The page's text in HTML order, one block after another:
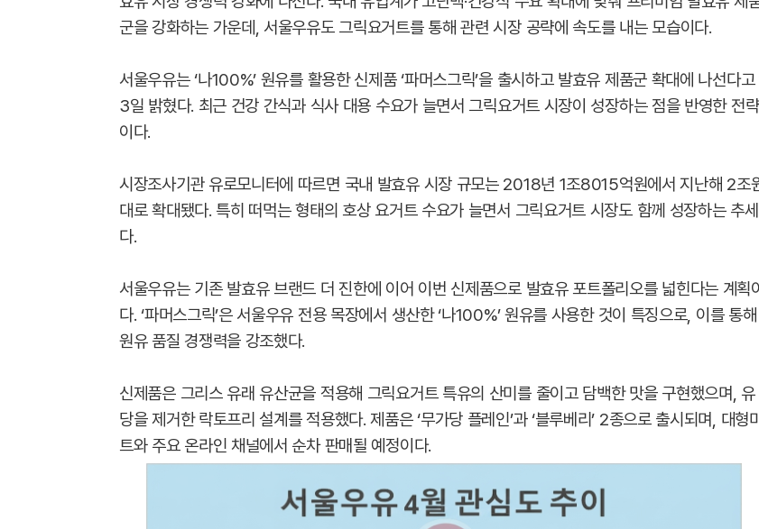
군을 강화하는 가운데, 서울우유도 그릭요거트를 통해 관련 시장 공략에 속도를 내는 모습이다.
서울우유는 ‘나100%’ 원유를 활용한 신제품 ‘파머스그릭’을 출시하고 발효유 제품군 확대에 나선다고
3일 밝혔다. 최근 건강 간식과 식사 대용 수요가 늘면서 그릭요거트 시장이 성장하는 점을 반영한 전략
이다.
시장조사기관 유로모니터에 따르면 국내 발효유 시장 규모는 2018년 1조8015억원에서 지난해 2조
대로 확대됐다. 특히 떠먹는 형태의 호상 요거트 수요가 늘면서 그릭요거트 시장도 함께 성장하는 추세
다.
서울우유는 기존 발효유 브랜드 더 진한에 이어 이번 신제품으로 발효유 포트폴리오를 넓힌다는 계획이
다. ‘파머스그릭’은 서울우유 전용 목장에서 생산한 ‘나100%’ 원유를 사용한 것이 특징으로, 이를 통해
원유 품질 경쟁력을 강조했다.
신제품은 그리스 유래 유산균을 적용해 그릭요거트 특유의 산미를 줄이고 담백한 맛을 구현했으며, 유
당을 제거한 락토프리 설계를 적용했다. 제품은 ‘무가당 플레인’과 ‘블루베리’ 2종으로 출시되며, 대형
트와 주요 온라인 채널에서 순차 판매될 예정이다.